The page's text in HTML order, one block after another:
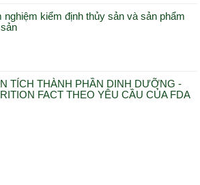
nghiệm kiểm định thủy sản và sản phẩm
TÍCH THÀNH PHẦN DINH DƯỠNG -
FACT THEO YÊU CẦU CỦA FDA